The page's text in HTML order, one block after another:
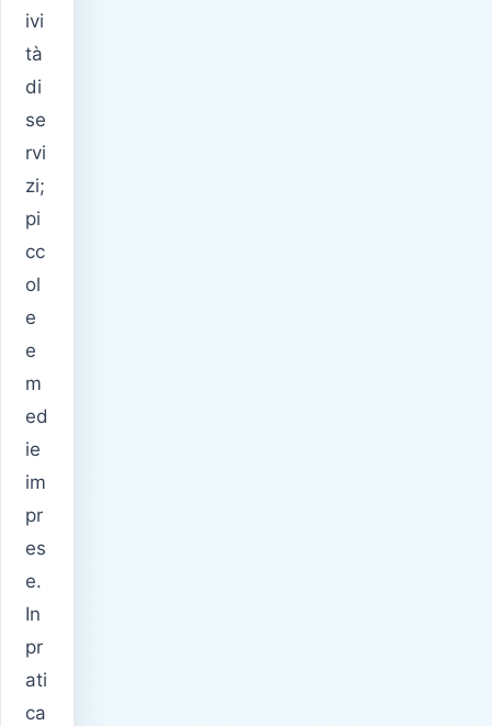
ivi
tà
di
se
rvi
zi;
pi
cc
ol
e
e
m
ed
ie
im
pr
es
e.
In
pr
ati
ca